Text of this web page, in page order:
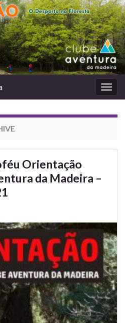
Orientação
da Madeira –